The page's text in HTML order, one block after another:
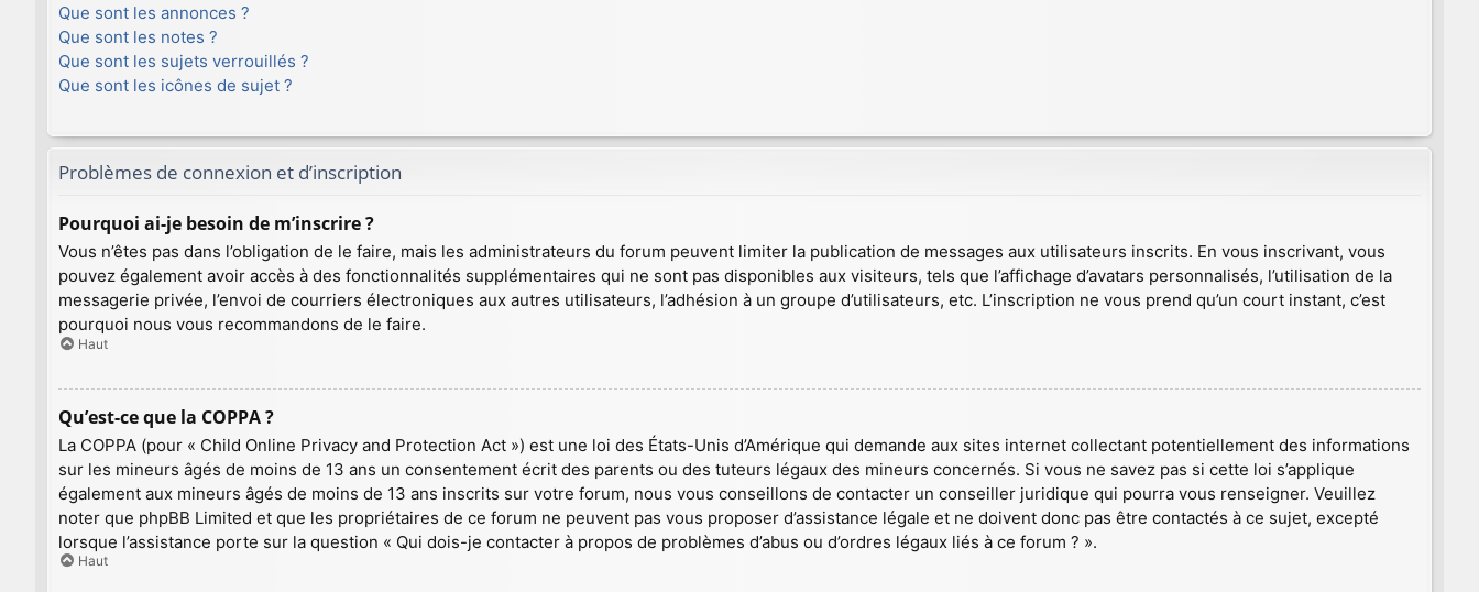
Que sont les annonces ?
Que sont les notes ?
Que sont les sujets verrouillés ?
Que sont les icônes de sujet ?
Problèmes de connexion et d’inscription
Pourquoi ai-je besoin de m’inscrire ?
Vous n’êtes pas dans l’obligation de le faire, mais les administrateurs du forum peuvent limiter la publication de messages aux utilisateurs inscrits. En vous inscrivant, vous
pouvez également avoir accès à des fonctionnalités supplémentaires qui ne sont pas disponibles aux visiteurs, tels que l’affichage d’avatars personnalisés, l’utilisation de la
messagerie privée, l’envoi de courriers électroniques aux autres utilisateurs, l’adhésion à un groupe d’utilisateurs, etc. L’inscription ne vous prend qu’un court instant, c’est
pourquoi nous vous recommandons de le faire.
Haut
Qu’est-ce que la COPPA ?
La COPPA (pour « Child Online Privacy and Protection Act ») est une loi des États-Unis d’Amérique qui demande aux sites internet collectant potentiellement des informations
sur les mineurs âgés de moins de 13 ans un consentement écrit des parents ou des tuteurs légaux des mineurs concernés. Si vous ne savez pas si cette loi s’applique
également aux mineurs âgés de moins de 13 ans inscrits sur votre forum, nous vous conseillons de contacter un conseiller juridique qui pourra vous renseigner. Veuillez
noter que phpBB Limited et que les propriétaires de ce forum ne peuvent pas vous proposer d’assistance légale et ne doivent donc pas être contactés à ce sujet, excepté
lorsque l’assistance porte sur la question « Qui dois-je contacter à propos de problèmes d’abus ou d’ordres légaux liés à ce forum ? ».
Haut